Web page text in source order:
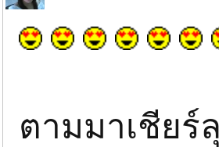
ตามมาเชียร์